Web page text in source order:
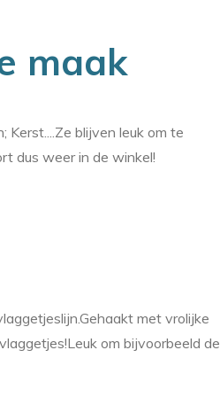
maak
Kerst....Ze blijven leuk om te
dus weer in de winkel!
met vrolijke
om bijvoorbeeld de